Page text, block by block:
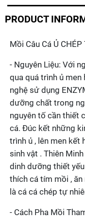
PRODUCT
Mồi Câu Cá Ủ
- Nguyên Liệu: Với
qua quá trình ủ men
nghệ sử dụng
dưỡng chất trong
nguyên tố cần thiết
cá. Đúc kết những
trình ủ , lên men kết
sinh vật . Thiên
dinh dưỡng thiết
thích cá tím mồi ,
là cá cá chép tự
- Cách Pha Mồi